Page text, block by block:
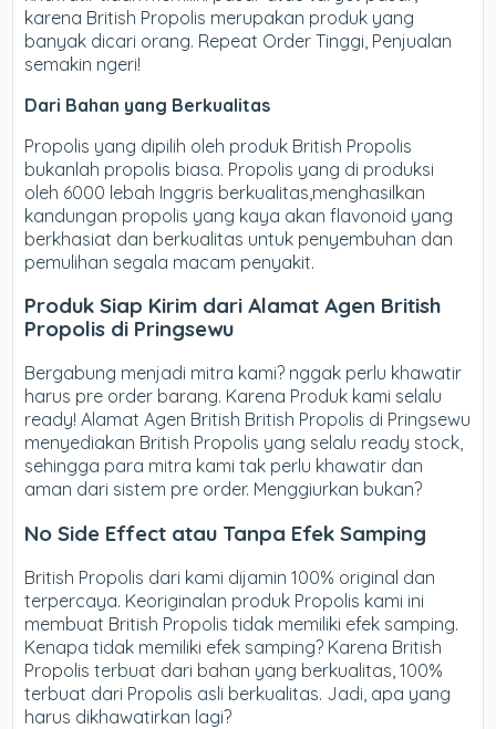
karena British Propolis merupakan produk yang
banyak dicari orang. Repeat Order Tinggi, Penjualan
semakin ngeri!
Dari Bahan yang Berkualitas
Propolis yang dipilih oleh produk British Propolis
bukanlah propolis biasa. Propolis yang di produksi
oleh 6000 lebah Inggris berkualitas,menghasilkan
kandungan propolis yang kaya akan flavonoid yang
berkhasiat dan berkualitas untuk penyembuhan dan
pemulihan segala macam penyakit.
Produk Siap Kirim dari Alamat Agen British
Propolis di Pringsewu
Bergabung menjadi mitra kami? nggak perlu khawatir
harus pre order barang. Karena Produk kami selalu
ready! Alamat Agen British British Propolis di Pringsewu
menyediakan British Propolis yang selalu ready stock,
sehingga para mitra kami tak perlu khawatir dan
aman dari sistem pre order. Menggiurkan bukan?
No Side Effect atau Tanpa Efek Samping
British Propolis dari kami dijamin 100% original dan
terpercaya. Keoriginalan produk Propolis kami ini
membuat British Propolis tidak memiliki efek samping.
Kenapa tidak memiliki efek samping? Karena British
Propolis terbuat dari bahan yang berkualitas, 100%
terbuat dari Propolis asli berkualitas. Jadi, apa yang
harus dikhawatirkan lagi?